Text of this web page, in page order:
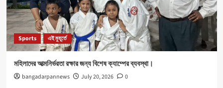
Sports এই মুহূর্তে
মহিলাদের আত্মনির্ভরতা রক্ষার জন্য বিশেষ ক্যাম্পের ব্যবস্থা।
bangadarpannews July 20, 2026 0